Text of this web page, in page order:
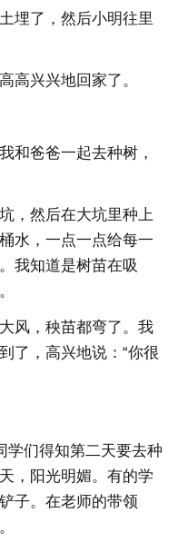
埋了，然后小明往里
高兴兴地回家了。
和爸爸一起去种树，
，然后在大坑里种上
水，一点一点给每一
我知道是树苗在吸
风，秧苗都弯了。我
了，高兴地说：“你很
学们得知第二天要去种
，阳光明媚。有的学
子。在老师的带领